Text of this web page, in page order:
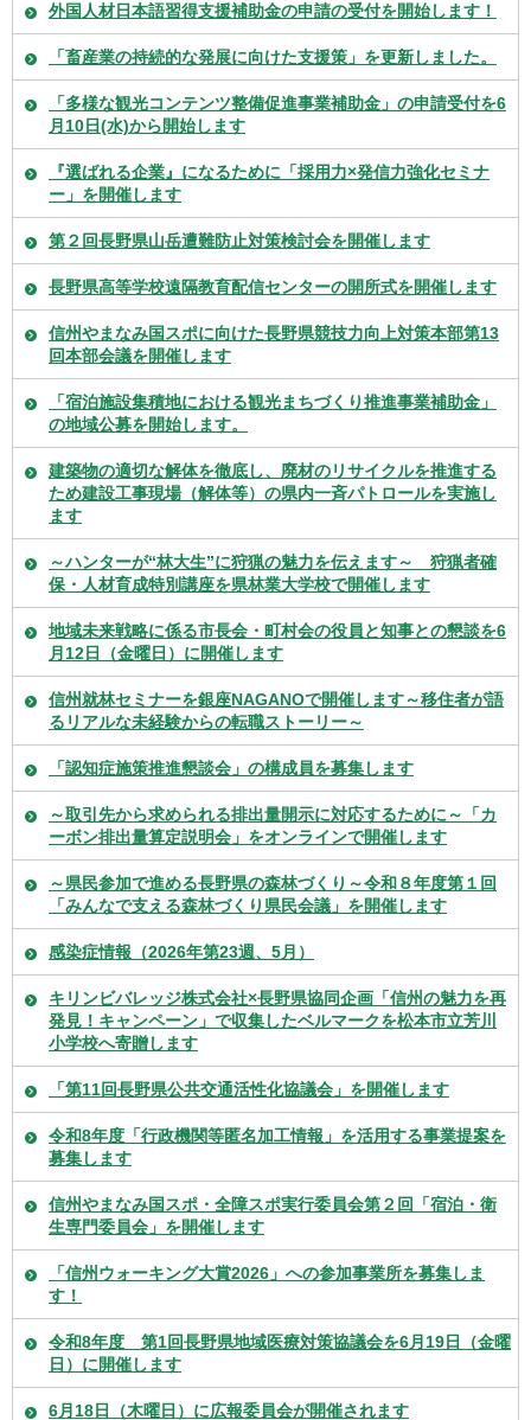
外国人材日本語習得支援補助金の申請の受付を開始します！
「畜産業の持続的な発展に向けた支援策」を更新しました。
「多様な観光コンテンツ整備促進事業補助金」の申請受付を6
月10日(水)から開始します
『選ばれる企業』になるために「採用力×発信力強化セミナ
ー」を開催します
第２回長野県山岳遭難防止対策検討会を開催します
長野県高等学校遠隔教育配信センターの開所式を開催します
信州やまなみ国スポに向けた長野県競技力向上対策本部第13
回本部会議を開催します
「宿泊施設集積地における観光まちづくり推進事業補助金」
の地域公募を開始します。
建築物の適切な解体を徹底し、廃材のリサイクルを推進する
ため建設工事現場（解体等）の県内一斉パトロールを実施し
ます
～ハンターが“林大生”に狩猟の魅力を伝えます～ 狩猟者確
保・人材育成特別講座を県林業大学校で開催します
地域未来戦略に係る市長会・町村会の役員と知事との懇談を6
月12日（金曜日）に開催します
信州就林セミナーを銀座NAGANOで開催します～移住者が語
るリアルな未経験からの転職ストーリー～
「認知症施策推進懇談会」の構成員を募集します
～取引先から求められる排出量開示に対応するために～「カ
ーボン排出量算定説明会」をオンラインで開催します
～県民参加で進める長野県の森林づくり～令和８年度第１回
「みんなで支える森林づくり県民会議」を開催します
感染症情報（2026年第23週、5月）
キリンビバレッジ株式会社×長野県協同企画「信州の魅力を再
発見！キャンペーン」で収集したベルマークを松本市立芳川
小学校へ寄贈します
「第11回長野県公共交通活性化協議会」を開催します
令和8年度「行政機関等匿名加工情報」を活用する事業提案を
募集します
信州やまなみ国スポ・全障スポ実行委員会第２回「宿泊・衛
生専門委員会」を開催します
「信州ウォーキング大賞2026」への参加事業所を募集しま
す！
令和8年度 第1回長野県地域医療対策協議会を6月19日（金曜
日）に開催します
6月18日（木曜日）に広報委員会が開催されます